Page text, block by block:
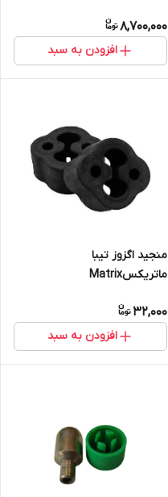
8,700,000
افزودن به سبد
منجید اگزوز تیبا
ماتریکسMatrix
32,000
افزودن به سبد